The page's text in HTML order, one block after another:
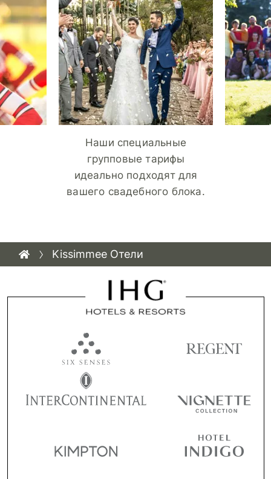
Наши специальные
групповые тарифы
идеально подходят для
вашего свадебного блока.
Kissimmee Отели